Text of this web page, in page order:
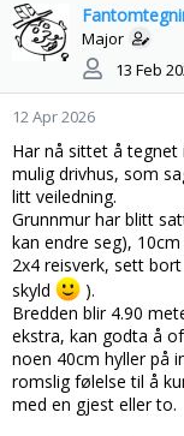
k
s
n
e
r
:
Major
13 Feb
12 Apr 2026
Har nå sittet å
mulig drivhus, som
litt veiledning.
Grunnmur har blitt
kan endre seg),
2x4 reisverk, sett
skyld
).
Bredden blir 4.90
ekstra, kan godta å
noen 40cm hyller på
romslig følelse til å
med en gjest eller to.